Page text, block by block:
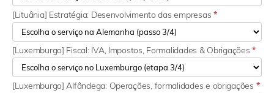
[Lituânia] Estratégia: Desenvolvimento das empresas *
[Luxemburgo] Fiscal: IVA, Impostos, Formalidades & Obrigações*
[Luxemburgo] Alfândega: Operações, formalidades e obrigações *